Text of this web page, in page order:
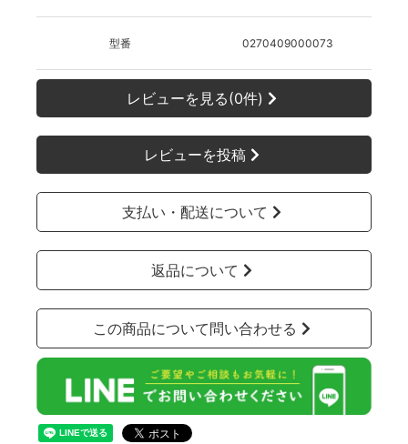
型番 0270409000073
レビューを見る(0件)
レビューを投稿
支払い・配送について
返品について
この商品について問い合わせる